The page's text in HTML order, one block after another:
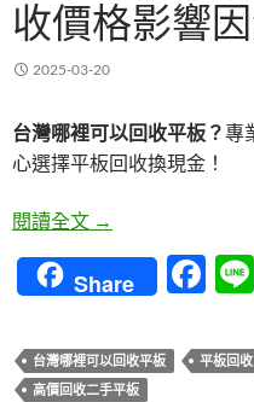
收價格影響
2025-03-20
台灣哪裡可以回收平板？專
心選擇平板回收換現金！
閱讀全文 二手平板怎麼賣最
→
Share
F
e
台灣哪裡可以回收平板 平板回收
高價回收二手平板